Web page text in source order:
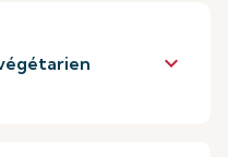
keyboard_arrow_down